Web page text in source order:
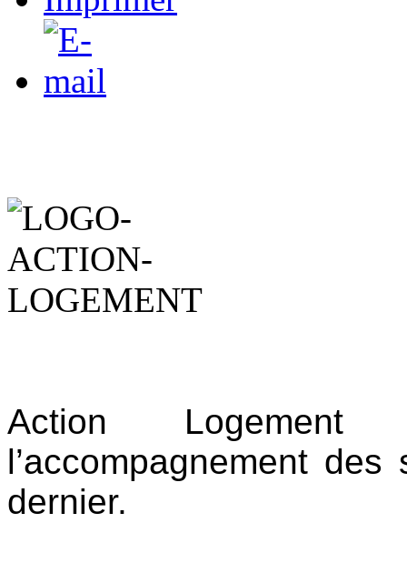
Action Logement
l’accompagnement
dernier.